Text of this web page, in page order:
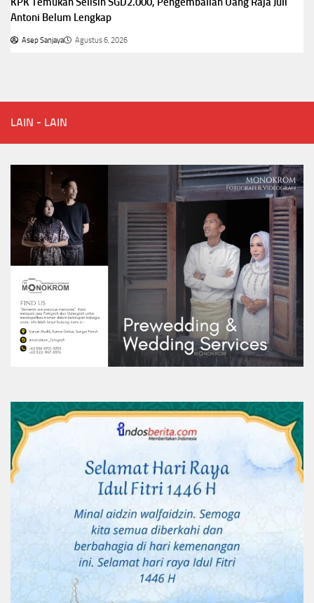
Antoni Belum Lengkap
Asep Sanjaya Agustus 6, 2026
LAIN - LAIN